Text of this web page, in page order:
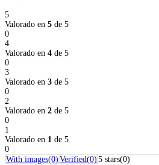
5
Valorado en 5 de 5
0
4
Valorado en 4 de 5
0
3
Valorado en 3 de 5
0
2
Valorado en 2 de 5
0
1
Valorado en 1 de 5
0
With images(0) Verified(0) 5 stars(0)